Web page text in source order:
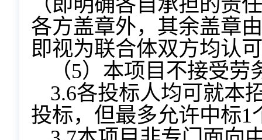
（即明确各自承担的责
各方盖章外，其余盖章
即视为联合体双方均认
（5）本项目不接受
3.6各投标人均可就本
投标，但最多允许中标1